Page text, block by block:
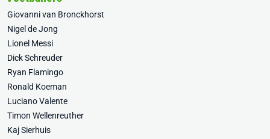
Giovanni van Bronckhorst
Nigel de Jong
Lionel Messi
Dick Schreuder
Ryan Flamingo
Ronald Koeman
Luciano Valente
Timon Wellenreuther
Kaj Sierhuis